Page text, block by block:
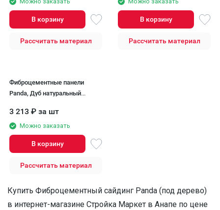
В корзину
Рассчитать материал
В корзину
Рассчитать материал
Фиброцементные панели
Panda, Дуб натуральный
3 213 ₽ за шт
Можно заказать
В корзину
Рассчитать материал
Купить Фиброцементный сайдинг Panda (под дерево)
в интернет-магазине Стройка Маркет в Анапе по цене